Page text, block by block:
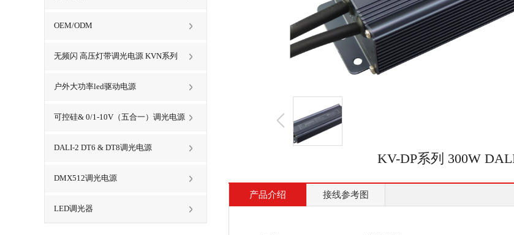
OEM/ODM
无频闪 高压灯带调光电源 KVN系列
户外大功率led驱动电源
可控硅& 0/1-10V（五合一）调光电源
DALI-2 DT6 & DT8调光电源
DMX512调光电源
LED调光器
KV-DP系列 300W
产品介绍 接线参考图